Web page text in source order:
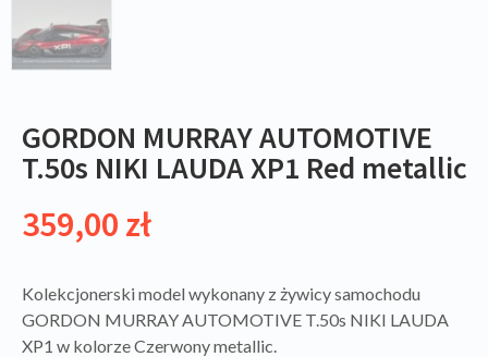
GORDON MURRAY AUTOMOTIVE
T.50s NIKI LAUDA XP1 Red metallic
359,00 zł
Kolekcjonerski model wykonany z żywicy samochodu
GORDON MURRAY AUTOMOTIVE T.50s NIKI LAUDA
XP1 w kolorze Czerwony metallic.